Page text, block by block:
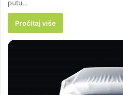
putu…
Pročitaj više